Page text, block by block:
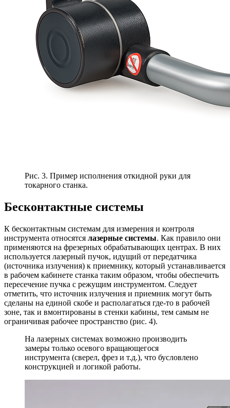
Рис. 3. Пример исполнения откидной руки для
токарного станка.
Бесконтактные системы
К бесконтактным системам для измерения и контроля
инструмента относятся лазерные системы. Как правило они
применяются на фрезерных обрабатывающих центрах. В них
используется лазерный пучок, идущий от передатчика
(источника излучения) к приемнику, который устанавливается
в рабочем кабинете станка таким образом, чтобы обеспечить
пересечение пучка с режущим инструментом. Следует
отметить, что источник излучения и приемник могут быть
сделаны на единой скобе и располагаться где-то в рабочей
зоне, так и вмонтированы в стенки кабины, тем самым не
ограничивая рабочее пространство (рис. 4).
На лазерных системах возможно производить
замеры только осевого вращающегося
инструмента (сверел, фрез и т.д.), что бусловлено
конструкцией и логикой работы.